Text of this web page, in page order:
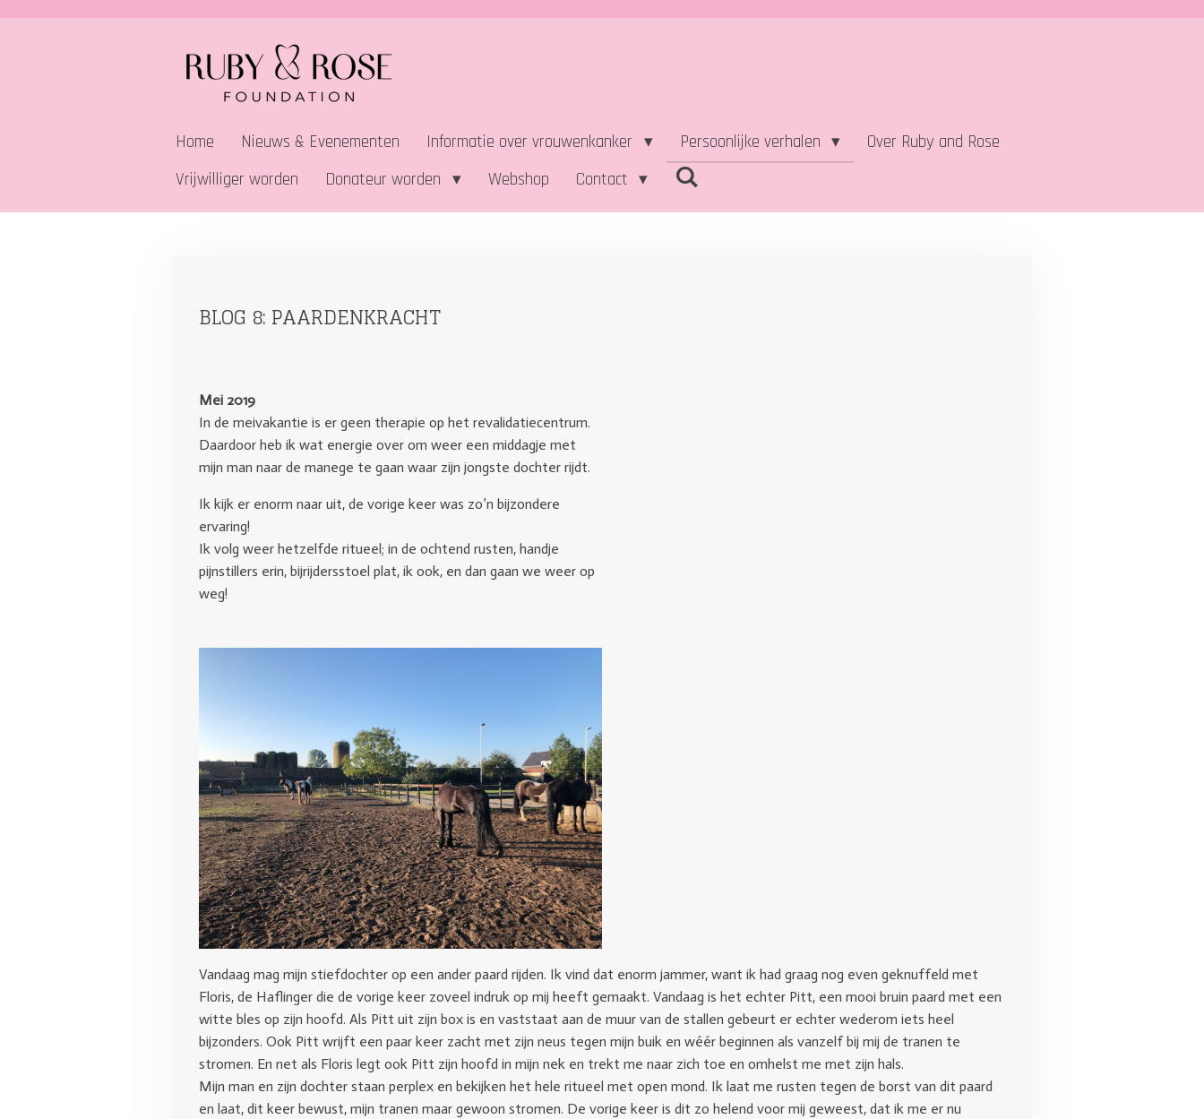
Home Nieuws & Evenementen Informatie over vrouwenkanker Persoonlijke verhalen
Over Ruby and Rose
Vrijwilliger worden
Donateur worden Webshop Contact
BLOG 8: PAARDENKRACHT
Mei 2019
In de meivakantie is er geen therapie op het revalidatiecentrum.
Daardoor heb ik wat energie over om weer een middagje met
mijn man naar de manege te gaan waar zijn jongste dochter rijdt.
Ik kijk er enorm naar uit, de vorige keer was zo’n bijzondere
ervaring!
Ik volg weer hetzelfde ritueel; in de ochtend rusten, handje
pijnstillers erin, bijrijdersstoel plat, ik ook, en dan gaan we weer op
weg!
Vandaag mag mijn stiefdochter op een ander paard rijden. Ik vind dat enorm jammer, want ik had graag nog even geknuffeld met
Floris, de Haflinger die de vorige keer zoveel indruk op mij heeft gemaakt. Vandaag is het echter Pitt, een mooi bruin paard met een
witte bles op zijn hoofd. Als Pitt uit zijn box is en vaststaat aan de muur van de stallen gebeurt er echter wederom iets heel
bijzonders. Ook Pitt wrijft een paar keer zacht met zijn neus tegen mijn buik en wéér beginnen als vanzelf bij mij de tranen te
stromen. En net als Floris legt ook Pitt zijn hoofd in mijn nek en trekt me naar zich toe en omhelst me met zijn hals.
Mijn man en zijn dochter staan perplex en bekijken het hele ritueel met open mond. Ik laat me rusten tegen de borst van dit paard
en laat, dit keer bewust, mijn tranen maar gewoon stromen. De vorige keer is dit zo helend voor mij geweest, dat ik me er nu